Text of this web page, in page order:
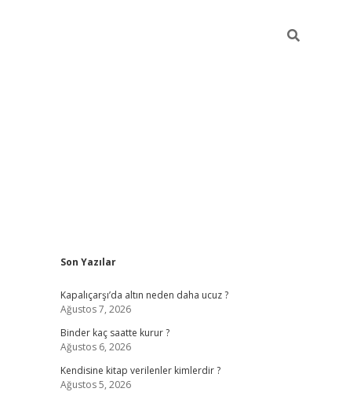
Sidebar
Son Yazılar
Kapalıçarşı’da altın neden daha ucuz ?
Ağustos 7, 2026
Binder kaç saatte kurur ?
Ağustos 6, 2026
Kendisine kitap verilenler kimlerdir ?
Ağustos 5, 2026
ilbet güncel giriş adresi